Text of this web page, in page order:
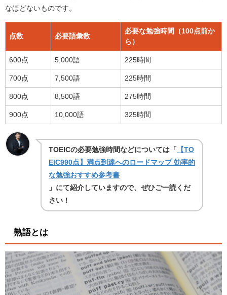
なほどないものです。
点数 必要語彙数
必要な勉強時間（100点前か
ら）
600点 5,000語 225時間
700点 7,500語 225時間
800点 8,500語 275時間
900点 10,000語 325時間
TOEICの必要勉強時間などについては「
【TO
EIC990点】満点到達へのロードマップ 効率的
な勉強おすすめ参考書
」にて紹介していますので、ぜひご一読くだ
さい！
熟語とは